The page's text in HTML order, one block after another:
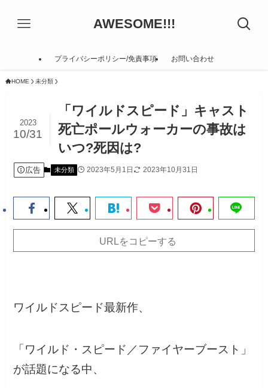
AWESOME!!!
プライバシーポリシー/免責事項 お問い合わせ
HOME 未分類
「ワイルドスピード」キャスト
死亡ポールウォーカーの事故は
いつ?死因は?
2023
10/31
広告 未分類 2023年5月1日 2023年10月31日
URLをコピーする
ワイルドスピード最新作、
「ワイルド・スピード／ファイヤーブースト」
が話題になる中、